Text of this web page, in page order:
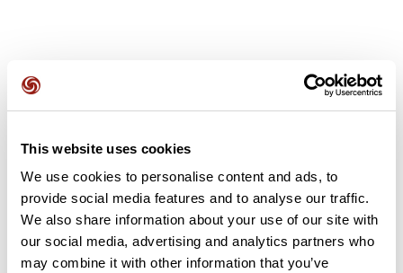
This website uses cookies
We use cookies to personalise content and ads, to
provide social media features and to analyse our traffic.
We also share information about your use of our site with
our social media, advertising and analytics partners who
may combine it with other information that you’ve
3 mai 2026
Super parcours merci